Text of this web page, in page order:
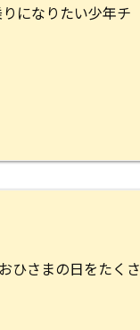
になりたい少年チ
ひさまの日をたくさ